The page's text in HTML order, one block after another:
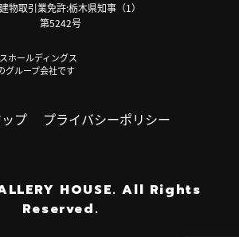
物取引業免許:栃木県知事（1）
第5242号
ホールディングス
グループ会社です
プ プライバシーポリシー
HOUSE. All Rights
Reserved.